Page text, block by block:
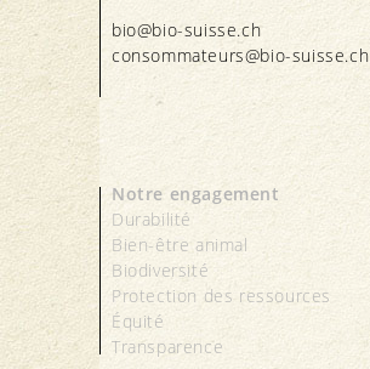
bio@bio-suisse.ch
consommateurs@bio-suisse.ch
Notre engagement
Durabilité
Bien-être animal
Biodiversité
Protection des ressources
Équité
Transparence